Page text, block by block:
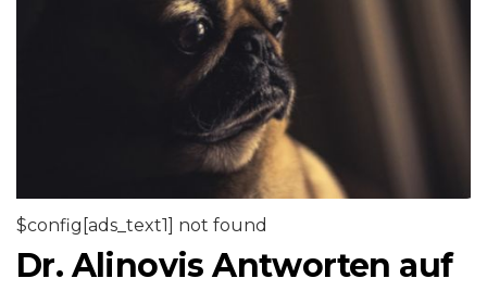
$config[ads_text1] not found
Dr. Alinovis Antworten auf